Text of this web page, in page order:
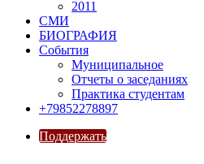
2011
СМИ
БИОГРАФИЯ
События
Муниципальное
Отчеты о заседаниях
Практика студентам
+79852278897
Поддержать